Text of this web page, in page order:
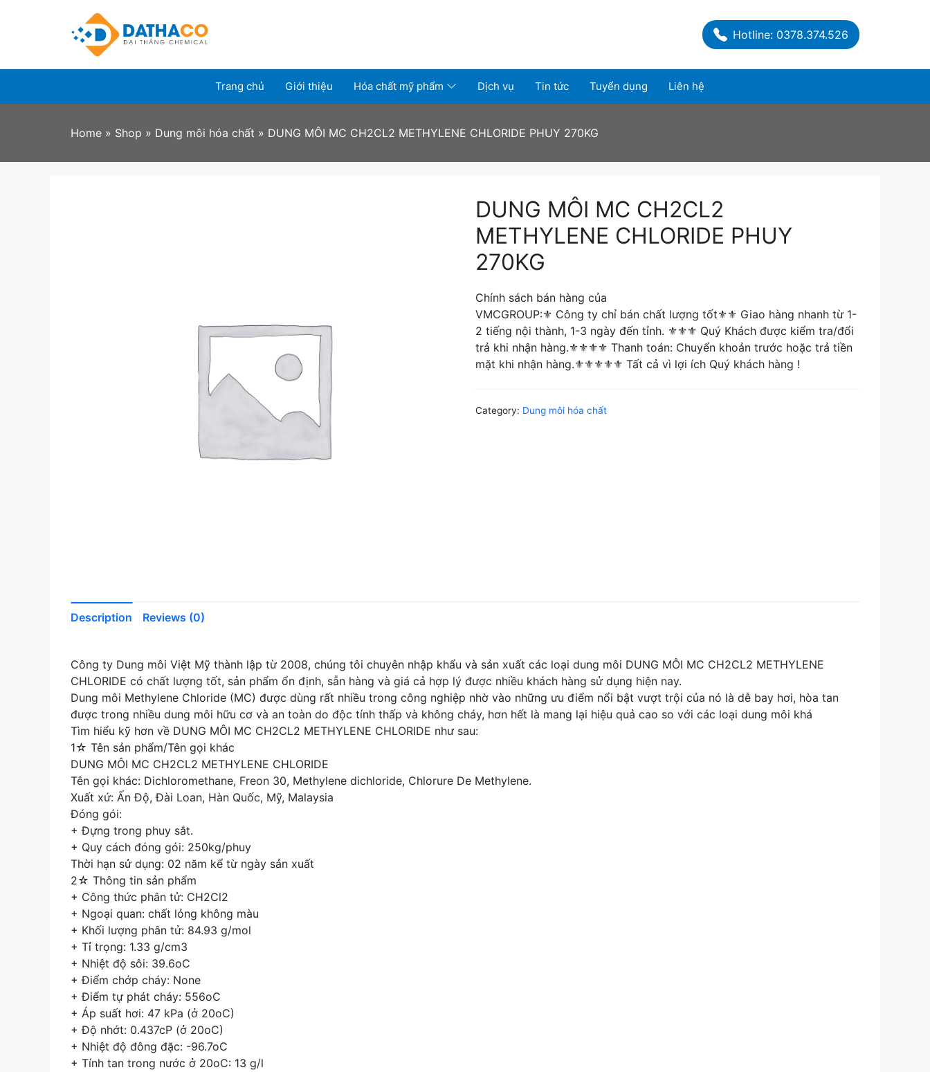
Hotline: 0378.374.526
Trang chủ Giới thiệu Hóa chất mỹ phẩm Dịch vụ Tin tức Tuyển dụng Liên hệ
Home » Shop » Dung môi hóa chất » DUNG MÔI MC CH2CL2 METHYLENE CHLORIDE PHUY 270KG
DUNG MÔI MC CH2CL2
METHYLENE CHLORIDE PHUY
270KG
Chính sách bán hàng của
VMCGROUP:⚜ ️Công ty chỉ bán chất lượng tốt⚜⚜ Giao hàng nhanh từ 1-
2 tiếng nội thành, 1-3 ngày đến tỉnh. ⚜⚜⚜ Quý Khách được kiểm tra/đổi
trả khi nhận hàng.⚜⚜⚜⚜ Thanh toán: Chuyển khoản trước hoặc trả tiền
mặt khi nhận hàng.⚜⚜⚜⚜⚜ Tất cả vì lợi ích Quý khách hàng !
Category: Dung môi hóa chất
Description Reviews (0)
Công ty Dung môi Việt Mỹ thành lập từ 2008, chúng tôi chuyên nhập khẩu và sản xuất các loại dung môi DUNG MÔI MC CH2CL2 METHYLENE
CHLORIDE có chất lượng tốt, sản phẩm ổn định, sẵn hàng và giá cả hợp lý được nhiều khách hàng sử dụng hiện nay.
Dung môi Methylene Chloride (MC) được dùng rất nhiều trong công nghiệp nhờ vào những ưu điểm nổi bật vượt trội của nó là dễ bay hơi, hòa tan
được trong nhiều dung môi hữu cơ và an toàn do độc tính thấp và không cháy, hơn hết là mang lại hiệu quả cao so với các loại dung môi khá
Tìm hiểu kỹ hơn về DUNG MÔI MC CH2CL2 METHYLENE CHLORIDE như sau:
1☆ Tên sản phẩm/Tên gọi khác
DUNG MÔI MC CH2CL2 METHYLENE CHLORIDE
Tên gọi khác: Dichloromethane, Freon 30, Methylene dichloride, Chlorure De Methylene.
Xuất xứ: Ấn Độ, Đài Loan, Hàn Quốc, Mỹ, Malaysia
Đóng gói:
+ Đựng trong phuy sắt.
+ Quy cách đóng gói: 250kg/phuy
Thời hạn sử dụng: 02 năm kể từ ngày sản xuất
2☆ Thông tin sản phẩm
+ Công thức phân tử: CH2Cl2
+ Ngoại quan: chất lỏng không màu
+ Khối lượng phân tử: 84.93 g/mol
+ Tỉ trọng: 1.33 g/cm3
+ Nhiệt độ sôi: 39.6oC
+ Điểm chớp cháy: None
+ Điểm tự phát cháy: 556oC
+ Áp suất hơi: 47 kPa (ở 20oC)
+ Độ nhớt: 0.437cP (ở 20oC)
+ Nhiệt độ đông đặc: -96.7oC
+ Tính tan trong nước ở 20oC: 13 g/l